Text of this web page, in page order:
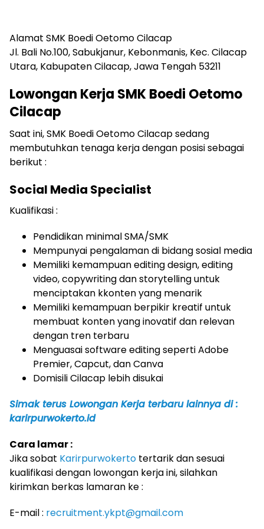
Alamat SMK Boedi Oetomo Cilacap
Jl. Bali No.100, Sabukjanur, Kebonmanis, Kec. Cilacap
Utara, Kabupaten Cilacap, Jawa Tengah 53211
Lowongan Kerja SMK Boedi Oetomo
Cilacap
Saat ini, SMK Boedi Oetomo Cilacap sedang
membutuhkan tenaga kerja dengan posisi sebagai
berikut :
Social Media Specialist
Kualifikasi :
Pendidikan minimal SMA/SMK
Mempunyai pengalaman di bidang sosial media
Memiliki kemampuan editing design, editing
video, copywriting dan storytelling untuk
menciptakan kkonten yang menarik
Memiliki kemampuan berpikir kreatif untuk
membuat konten yang inovatif dan relevan
dengan tren terbaru
Menguasai software editing seperti Adobe
Premier, Capcut, dan Canva
Domisili Cilacap lebih disukai
Simak terus Lowongan Kerja terbaru lainnya di :
karirpurwokerto.id
Cara lamar :
Jika sobat Karirpurwokerto tertarik dan sesuai
kualifikasi dengan lowongan kerja ini, silahkan
kirimkan berkas lamaran ke :
E-mail : recruitment.ykpt@gmail.com